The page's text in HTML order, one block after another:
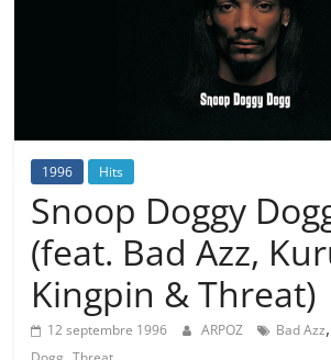
1996 Hits
Snoop Doggy
(feat. Bad Azz,
Kingpin & Threat)
12 septembre 1996 ARPOZ Bad Azz,